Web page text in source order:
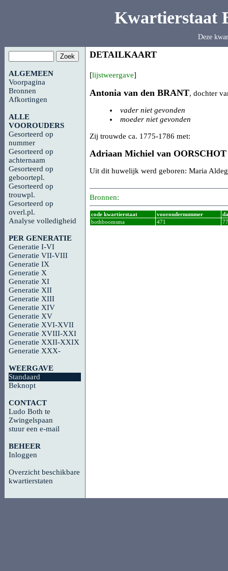
Kwartierstaat
Deze
ALGEMEEN
Voorpagina
Bronnen
Afkortingen
ALLE
VOOROUDERS
Gesorteerd op
nummer
Gesorteerd op
achternaam
Gesorteerd op
geboortepl.
Gesorteerd op
trouwpl.
Gesorteerd op
overl.pl.
Analyse volledigheid
PER GENERATIE
Generatie I-VI
Generatie VII-VIII
Generatie IX
Generatie X
Generatie XI
Generatie XII
Generatie XIII
Generatie XIV
Generatie XV
Generatie XVI-XVII
Generatie XVIII-XXI
Generatie XXII-XXIX
Generatie XXX-
WEERGAVE
Standaard
Beknopt
CONTACT
Ludo Both te
Zwingelspaan
stuur een e-mail
BEHEER
Inloggen
Overzicht beschikbare
kwartierstaten
DETAILKAART
[lijstweergave]
Antonia van den BRANT, dochter
vader niet gevonden
moeder niet gevonden
Zij trouwde ca. 1775-1786 met:
Adriaan Michiel van OORSCHOT
Uit dit huwelijk werd geboren: Maria
Bronnen:
code kwartierstaat vooroudernummer
bothboomsma
471